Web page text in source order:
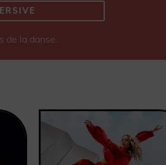
de la danse.